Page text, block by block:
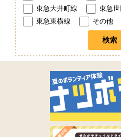
東急大井町線
東急
東急東横線
その他